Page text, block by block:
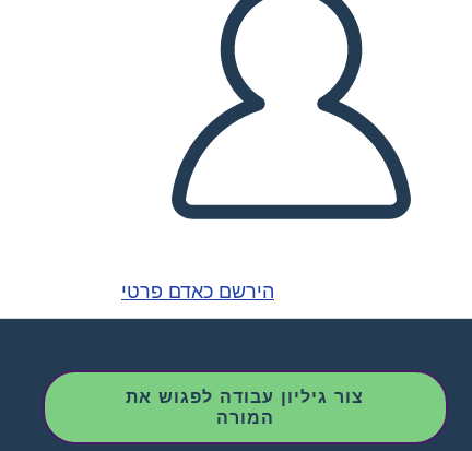
הירשם כאדם פרטי
צור גיליון עבודה לפגוש את
המורה